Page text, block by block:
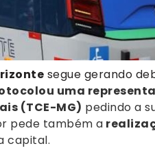
segue gerando
uma
(TCE-MG) pedindo a
pede também a
capital.